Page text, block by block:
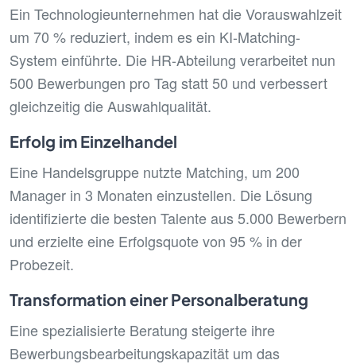
Ein Technologieunternehmen hat die Vorauswahlzeit
um 70 % reduziert, indem es ein KI-Matching-
System einführte. Die HR-Abteilung verarbeitet nun
500 Bewerbungen pro Tag statt 50 und verbessert
gleichzeitig die Auswahlqualität.
Erfolg im Einzelhandel
Eine Handelsgruppe nutzte Matching, um 200
Manager in 3 Monaten einzustellen. Die Lösung
identifizierte die besten Talente aus 5.000 Bewerbern
und erzielte eine Erfolgsquote von 95 % in der
Probezeit.
Transformation einer Personalberatung
Eine spezialisierte Beratung steigerte ihre
Bewerbungsbearbeitungskapazität um das